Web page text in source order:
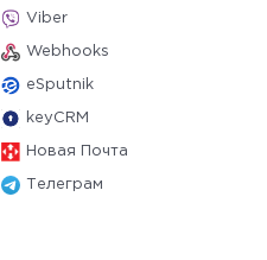
Viber
Webhooks
eSputnik
keyCRM
Новая Почта
Телеграм